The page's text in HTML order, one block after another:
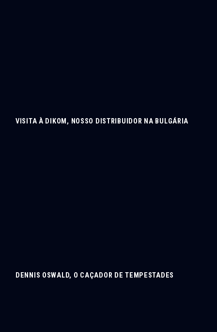
VISITA À DIKOM, NOSSO DISTRIBUIDOR NA BULGÁRIA
DENNIS OSWALD, O CAÇADOR DE TEMPESTADES